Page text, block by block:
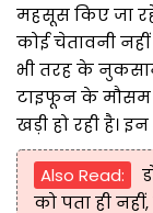
महसूस किए जा
कोई चेतावनी
भी तरह के
टाइफून के मौसम
खड़ी हो रही है।
Also Read:
को पता ही